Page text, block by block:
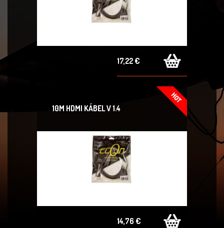
17,22 €
10M HDMI KÁBEL V 1.4
14,76 €